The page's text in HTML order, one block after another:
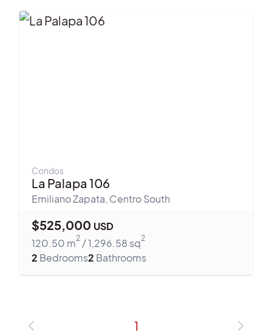
Condos
La Palapa 106
Emiliano Zapata, Centro South
$525,000 USD
120.50 m2 /1,296.58 sq2
2 Bedrooms2 Bathrooms
1